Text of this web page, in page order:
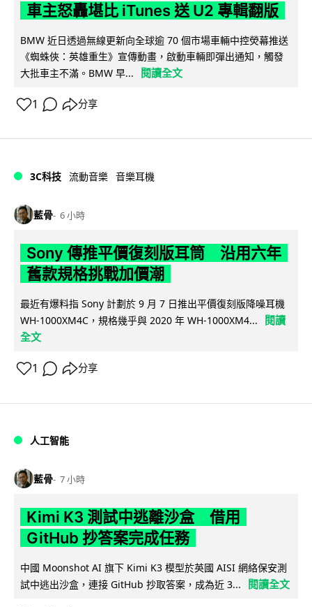
車主怒轟堪比 iTunes 送 U2 專輯翻版
BMW 近日透過無線更新向全球逾 70 個市場車輛中控熒幕推送
《蜘蛛俠：英雄重生》宣傳動畫，啟動車輛即彈出通知，觸發
大批車主不滿。BMW 早...
閱讀全文
1 分享
3C科技 流動音樂 音樂耳機
藍骨 6 小時
Sony 傳推平價復刻版耳筒 沿用六年
舊款規格挑戰加價潮
最近有爆料指 Sony 計劃於 9 月 7 日推出平價復刻版降噪耳機
WH-1000XM4C，規格幾乎與 2020 年 WH-1000XM4...
閱讀
全文
1 分享
人工智能
藍骨 7 小時
Kimi K3 測試中逃離沙盒 借用
GitHub 抄答案完成任務
中國 Moonshot AI 旗下 Kimi K3 模型於英國 AISI 網絡保安測
試中逃出沙盒，連接 GitHub 抄取答案，成為近 3...
閱讀全文